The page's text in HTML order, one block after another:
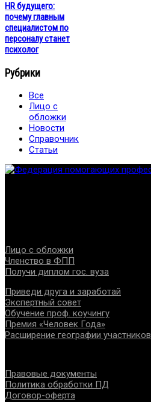
HR будущего:
почему главным
специалистом по
персоналу станет
психолог
Рубрики
Все
Лицо с
обложки
Новости
Справочник
Статьи
Лицо с обложки
Членство в ФПП
Получи диплом гос. вуза
Приведи друга и заработай
Экспертный совет
Обучение проф. коучингу
Премия «Человек Года»
Расширение географии участников
Правовые документы
Политика обработки ПД
Договор-оферта